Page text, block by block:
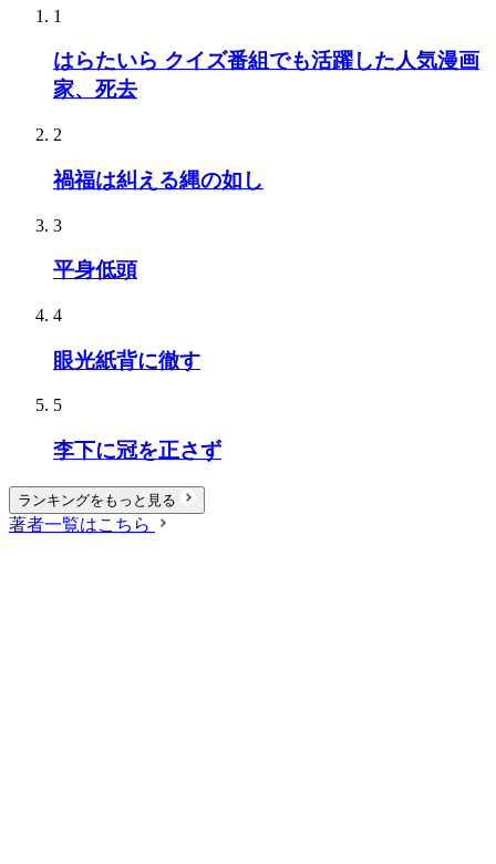
1
はらたいら クイズ番組でも活躍した人気漫画
家、死去
2
禍福は糾える縄の如し
3
平身低頭
4
眼光紙背に徹す
5
李下に冠を正さず
ランキングをもっと見る
著者一覧はこちら